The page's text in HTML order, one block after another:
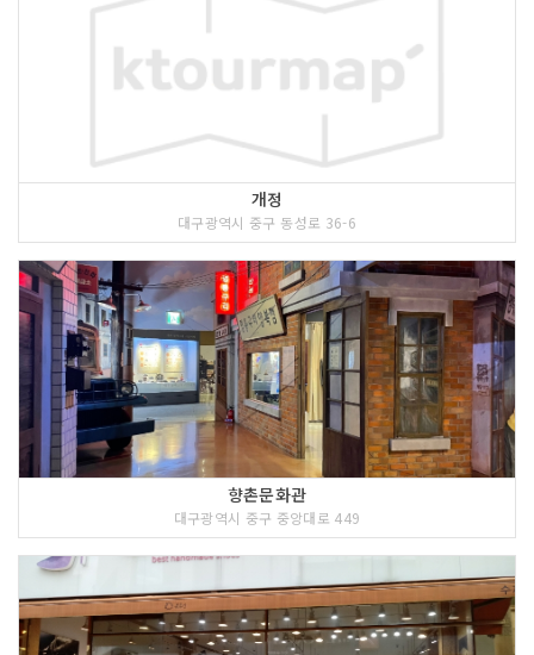
개정
대구광역시 중구 동성로 36-6
향촌문화관
대구광역시 중구 중앙대로 449